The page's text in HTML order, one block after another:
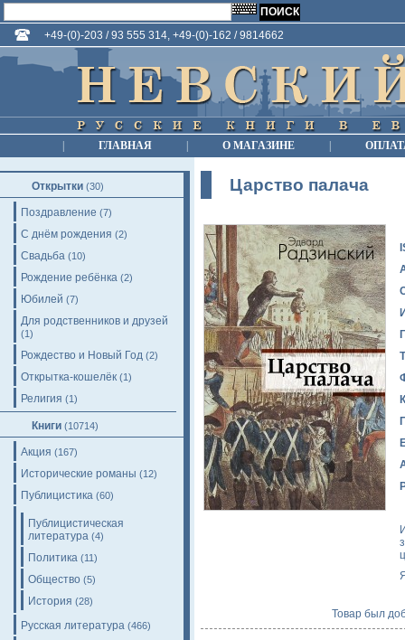
+49-(0)-203 / 93 555 314, +49-(0)-162 / 9814662
ГЛАВНАЯ О МАГАЗИНЕ
Открытки (30)
Поздравление (7)
С днём рождения (2)
Свадьба (10)
Рождение ребёнка (2)
Юбилей (7)
Для родственников и друзей
(1)
Рождество и Новый Год (2)
Открытка-кошелёк (1)
Религия (1)
Книги (10714)
Акция (167)
Исторические романы (12)
Публицистика (60)
Публицистическая
литература (4)
Политика (11)
Общество (5)
История (28)
Русская литература (466)
Царство палача
Товар был